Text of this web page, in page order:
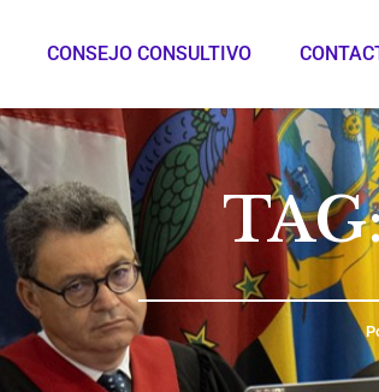
CONSEJO CONSULTIVO